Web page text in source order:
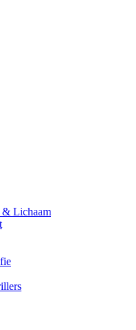
& Lichaam